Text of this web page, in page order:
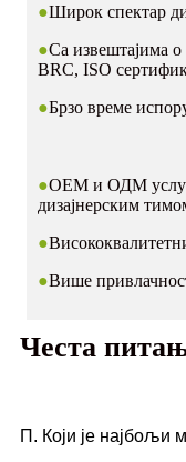
●Широк спектар
●Са извештајима
BRC, ISO
●Брзо време
●ОЕМ и ОДМ
дизајнерским
●
●Више
Честа
П. Који је најбољи